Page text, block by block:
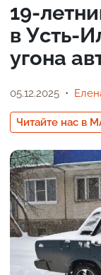
19-
в Усть-
угона
05.12.2025
Читайте нас в